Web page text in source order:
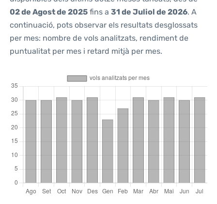
02 de Agost de 2025 fins a 31 de Juliol de 2026. A
continuació, pots observar els resultats desglossats
per mes: nombre de vols analitzats, rendiment de
puntualitat per mes i retard mitjà per mes.